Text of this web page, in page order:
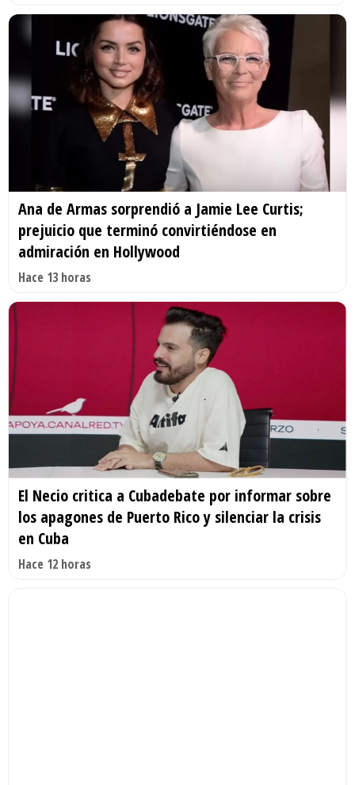
Ana de Armas sorprendió a Jamie Lee Curtis;
prejuicio que terminó convirtiéndose en
admiración en Hollywood
Hace 13 horas
El Necio critica a Cubadebate por informar sobre
los apagones de Puerto Rico y silenciar la crisis
en Cuba
Hace 12 horas